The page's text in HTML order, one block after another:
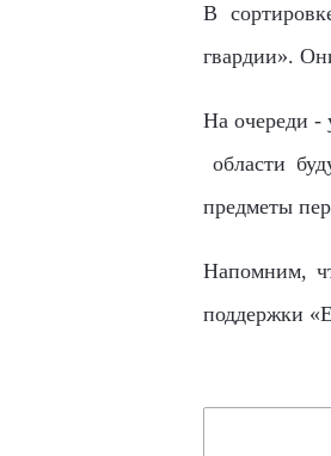
В
гвардии».
На очереди -
области
предметы
Напомним,
поддержки